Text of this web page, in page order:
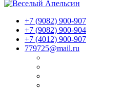
+7 (9082) 900-907
+7 (9082) 900-904
+7 (4012) 900-907
779725@mail.ru